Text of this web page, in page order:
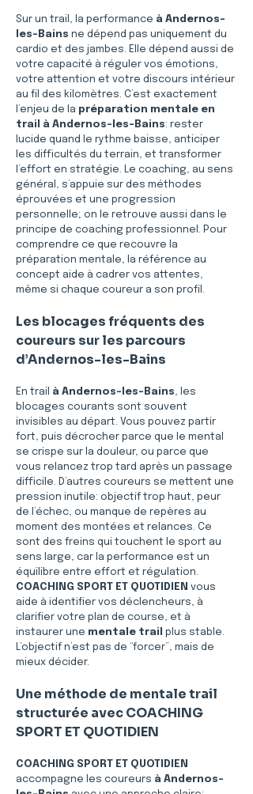
Sur un trail, la performance à Andernos-
les-Bains ne dépend pas uniquement du
cardio et des jambes. Elle dépend aussi de
votre capacité à réguler vos émotions,
votre attention et votre discours intérieur
au fil des kilomètres. C’est exactement
l’enjeu de la préparation mentale en
trail à Andernos-les-Bains: rester
lucide quand le rythme baisse, anticiper
les difficultés du terrain, et transformer
l’effort en stratégie. Le coaching, au sens
général, s’appuie sur des méthodes
éprouvées et une progression
personnelle; on le retrouve aussi dans le
principe de coaching professionnel. Pour
comprendre ce que recouvre la
préparation mentale, la référence au
concept aide à cadrer vos attentes,
même si chaque coureur a son profil.
Les blocages fréquents des
coureurs sur les parcours
d’Andernos-les-Bains
En trail à Andernos-les-Bains, les
blocages courants sont souvent
invisibles au départ. Vous pouvez partir
fort, puis décrocher parce que le mental
se crispe sur la douleur, ou parce que
vous relancez trop tard après un passage
difficile. D’autres coureurs se mettent une
pression inutile: objectif trop haut, peur
de l’échec, ou manque de repères au
moment des montées et relances. Ce
sont des freins qui touchent le sport au
sens large, car la performance est un
équilibre entre effort et régulation.
COACHING SPORT ET QUOTIDIEN vous
aide à identifier vos déclencheurs, à
clarifier votre plan de course, et à
instaurer une mentale trail
plus stable.
L’objectif n’est pas de “forcer”, mais de
mieux décider.
Une méthode de mentale trail
structurée avec COACHING
SPORT ET QUOTIDIEN
COACHING SPORT ET QUOTIDIEN
accompagne les coureurs à Andernos-